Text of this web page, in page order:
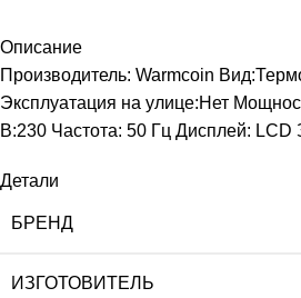
Описание
Производитель: Warmcoin
Эксплуатация на улице:Нет
В:230 Частота: 50 Гц Дисплей:
Детали
БРЕНД
ИЗГОТОВИТЕЛЬ